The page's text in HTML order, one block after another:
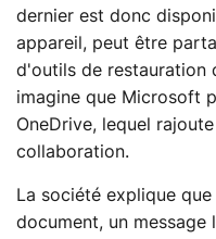
dernier est donc
appareil, peut être
d'outils de restauration
imagine que Microsoft
OneDrive, lequel
collaboration.
La société explique
document, un